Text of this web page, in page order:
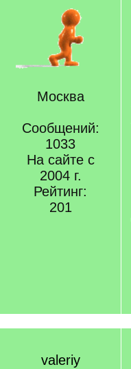
Москва
Сообщений:
1033
На сайте с
2004 г.
Рейтинг:
201
valeriy